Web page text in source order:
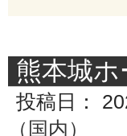
熊本城ホ
投稿日：
（国内）